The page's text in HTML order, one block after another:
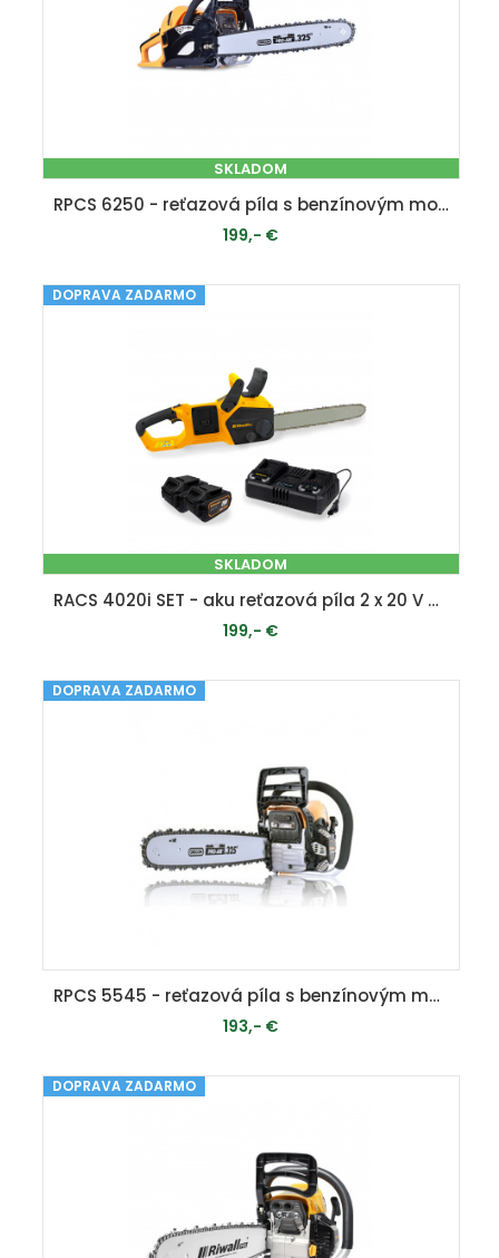
SKLADOM
RPCS 6250 - reťazová píla s benzínovým motorom 62 ccm
199,- €
PRIDAŤ DO KOŠÍKA
DOPRAVA ZADARMO
SKLADOM
RACS 4020i SET - aku reťazová píla 2 x 20 V + 2x 4 Ah batéria + duálna rýchlonabíjačka 4,5 A
199,- €
PRIDAŤ DO KOŠÍKA
DOPRAVA ZADARMO
RPCS 5545 - reťazová píla s benzínovým motorom 54 ccm
193,- €
MOMENTÁLNE VYPREDANÉ
DOPRAVA ZADARMO